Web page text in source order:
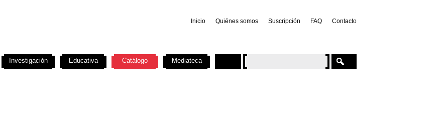
Inicio Quiénes somos Suscripción FAQ Contacto
Investigación Educativa Catálogo Mediateca